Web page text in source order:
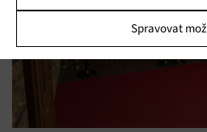
Ukládání a/nebo přístup k
publiku prostřednictvím statistik
různých zdrojů.
Spravovat